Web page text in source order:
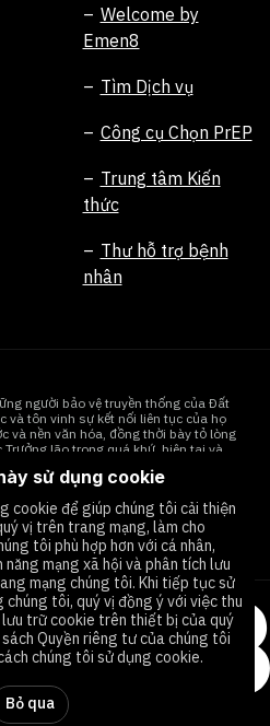
Welcome by
Emen8
Tìm Dịch vụ
Công cụ Chọn PrEP
Trung tâm Kiến
thức
Thư hỗ trợ bệnh
nhân
người bảo vệ truyền thống của Đất
và tôn vinh sự kết nối liên tục của họ
và nền văn hóa, đồng thời bày tỏ lòng
lão trong quá khứ, hiện tại và
những tác động liên tục của quá
cộng đồng Thổ dân và Dân đảo
vinh những đóng góp đáng kể của
các Quốc gia Đầu tiên đang nỗ lực
bạo lực
sử dụng cookie
cookie để giúp chúng tôi cải thiện
vị trên trang mạng, làm cho
tôi phù hợp hơn với cá nhân,
năng mạng xã hội và phân tích lưu
mạng chúng tôi. Khi tiếp tục sử
tôi, quý vị đồng ý với việc thu
trữ cookie trên thiết bị của quý
sách Quyền riêng tư của chúng tôi
chúng tôi sử dụng cookie.
Bỏ qua